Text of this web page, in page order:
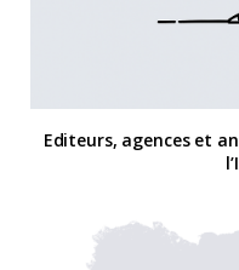
Editeurs, agences et